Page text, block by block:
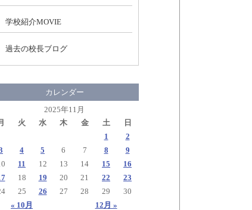
学校紹介MOVIE
過去の校長ブログ
カレンダー
2025年11月
火 水 木 金 土 日
« 10月 12月 »
1
2
4 5 6 7 8
9
11 12 13 14 15
16
18 19 20 21 22
23
25 26 27 28 29 30